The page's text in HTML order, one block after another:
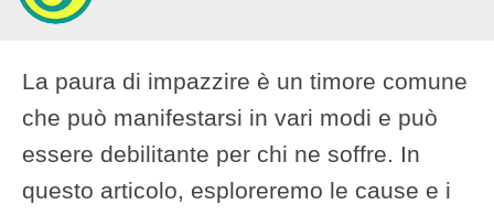
La paura di impazzire è un timore comune
che può manifestarsi in vari modi e può
essere debilitante per chi ne soffre. In
questo articolo, esploreremo le cause e i